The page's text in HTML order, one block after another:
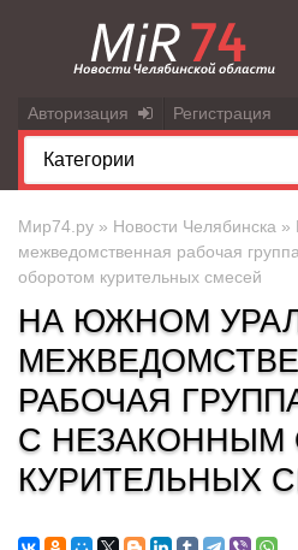
Авторизация Регистрация
Мир74.ру » Новости Челябинска »
межведомственная рабочая
оборотом курительных смесей
НА ЮЖНОМ
РАБОЧАЯ
С НЕЗАКОННЫМ
КУРИТЕЛЬНЫХ